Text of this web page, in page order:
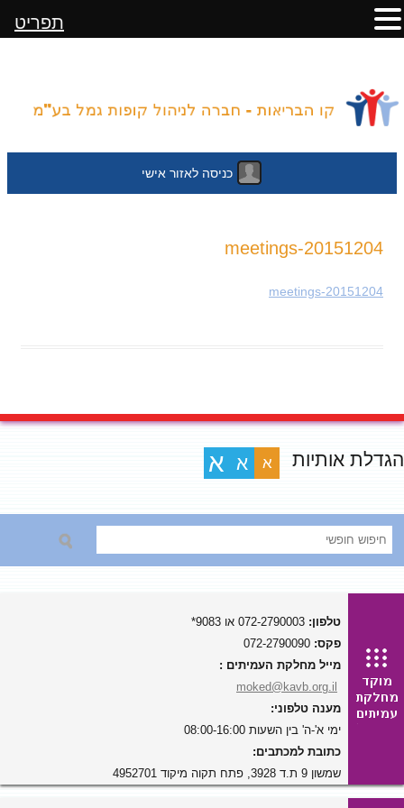
כניסה לאזור אישי
20151204-meetings
20151204-meetings
הגדלת אותיות א א א
טלפון:
פקס:
מייל מחלקת העמיתים :
moked@kavb.org.il
מענה טלפוני:
ימי א'-ה' בין השעות 08:00-16:00
כתובת למכתבים:
שמשון 9 ת.ד 3928, פתח תקוה מיקוד 4952701
תפריט